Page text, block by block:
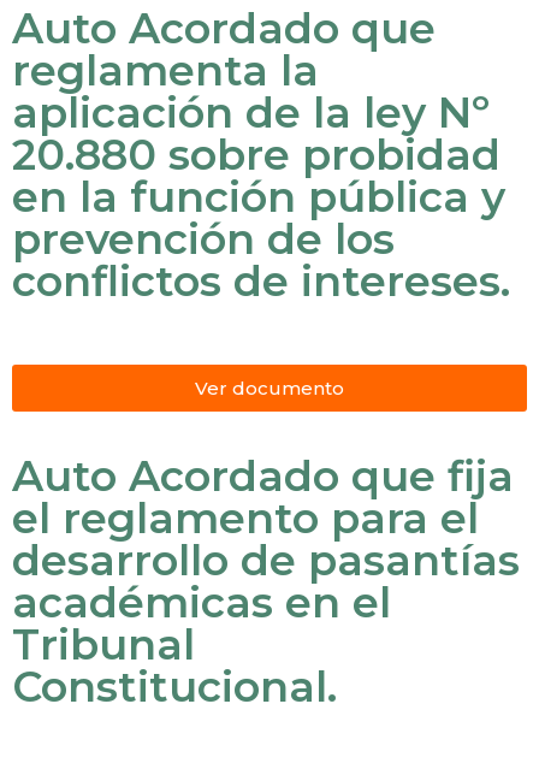
Auto Acordado que
reglamenta la
aplicación de la ley Nº
20.880 sobre probidad
en la función pública y
prevención de los
conflictos de intereses.
Ver documento
Auto Acordado que fija
el reglamento para el
desarrollo de pasantías
académicas en el
Tribunal
Constitucional.